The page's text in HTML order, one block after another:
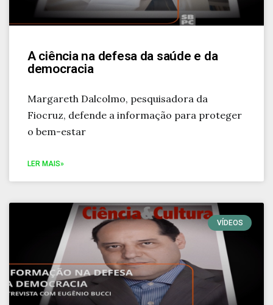
A ciência na defesa da saúde e da
democracia
Margareth Dalcolmo, pesquisadora da
Fiocruz, defende a informação para proteger
o bem-estar
LER MAIS»
VÍDEOS